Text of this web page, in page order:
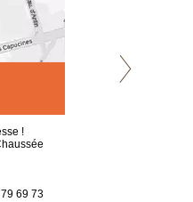
!
69 73